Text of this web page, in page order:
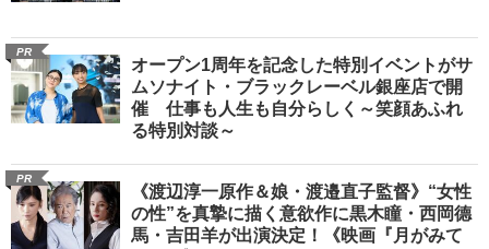
PR
オープン1周年を記念した特別イベントがサ
ムソナイト・ブラックレーベル銀座店で開
催 仕事も人生も自分らしく～笑顔あふれ
る特別対談～
PR
《渡辺淳一原作＆娘・渡邉直子監督》“女性
の性”を真摯に描く意欲作に黒木瞳・西岡德
馬・吉田羊が出演決定！《映画『月がみて